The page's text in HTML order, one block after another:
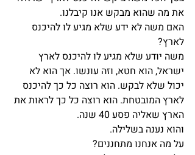
את מה שהוא מבקש אנו קיבלנו.
האם משה לא ידע שלא מגיע לו להיכנס
לארץ?
משה יודע שלא מגיע לו להיכנס לארץ
ישראל, הוא חטא, וזה עונשו. אך הוא לא
יכול שלא לבקש. הוא רוצה כל כך להיכנס
לארץ המובטחת. הוא רוצה כל כך לראות את
הארץ שאליה פסע 40 שנה.
והוא נענה בשלילה.
על מה אנחנו מתחננים?